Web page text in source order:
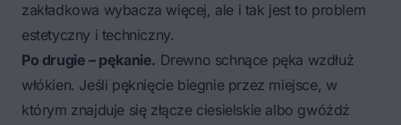
zakładkowa wybacza więcej, ale i tak jest to problem
estetyczny i techniczny.
Po drugie – pękanie. Drewno schnące pęka wzdłuż
włókien. Jeśli pęknięcie biegnie przez miejsce, w
którym znajduje się złącze ciesielskie albo gwóźdź